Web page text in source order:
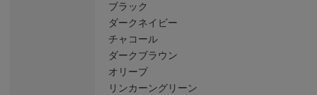
ブラック
ダークネイビー
チャコール
ダークブラウン
オリーブ
リンカーングリーン